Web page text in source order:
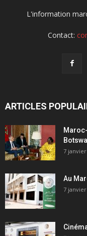
L'information
Contact:
ARTICLES
7 janvier
Au
7 janvier